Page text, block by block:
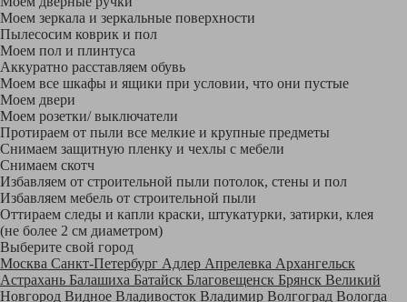
Моем зеркала и зеркальные поверхности
Пылесосим коврик и пол
Моем пол и плинтуса
Аккуратно расставляем обувь
Моем все шкафы и ящики при условии, что они пустые
Моем двери
Моем розетки/ выключатели
Протираем от пыли все мелкие и крупные предметы
Снимаем защитную пленку и чехлы с мебели
Снимаем скотч
Избавляем от строительной пыли потолок, стены и пол
Избавляем мебель от строительной пыли
Оттираем следы и капли краски, штукатурки, затирки, клея
(не более 2 см диаметром)
Выберите свой город
Москва Санкт-Петербург Адлер Апрелевка Архангельск
Астрахань Балашиха Батайск Благовещенск Брянск Великий
Новгород Видное Владивосток Владимир Волгоград Вологда